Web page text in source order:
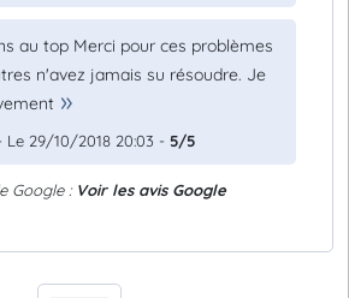
au top Merci pour ces problèmes
n'avez jamais su résoudre. Je
Le 29/10/2018 20:03 - 5/5
Google : Voir les avis Google